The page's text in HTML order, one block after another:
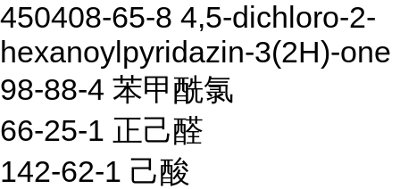
450408-65-8 4,5-dichloro-2-
hexanoylpyridazin-3(2H)-one
98-88-4 苯甲酰氯
66-25-1 正己醛
142-62-1 己酸